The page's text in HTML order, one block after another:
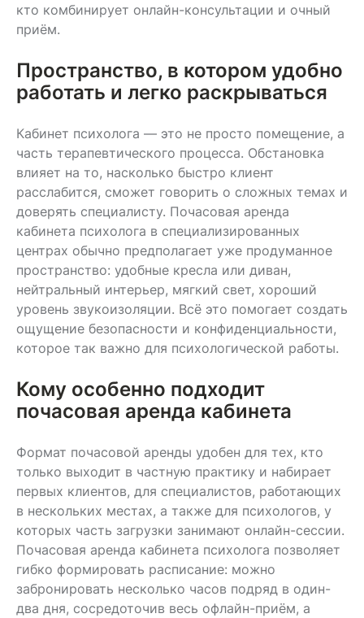
кто комбинирует онлайн-консультации и очный
приём.
Пространство, в котором удобно
работать и легко раскрываться
Кабинет психолога — это не просто помещение, а
часть терапевтического процесса. Обстановка
влияет на то, насколько быстро клиент
расслабится, сможет говорить о сложных темах и
доверять специалисту. Почасовая аренда
кабинета психолога в специализированных
центрах обычно предполагает уже продуманное
пространство: удобные кресла или диван,
нейтральный интерьер, мягкий свет, хороший
уровень звукоизоляции. Всё это помогает создать
ощущение безопасности и конфиденциальности,
которое так важно для психологической работы.
Кому особенно подходит
почасовая аренда кабинета
Формат почасовой аренды удобен для тех, кто
только выходит в частную практику и набирает
первых клиентов, для специалистов, работающих
в нескольких местах, а также для психологов, у
которых часть загрузки занимают онлайн-сессии.
Почасовая аренда кабинета психолога позволяет
гибко формировать расписание: можно
забронировать несколько часов подряд в один-
два дня, сосредоточив весь офлайн-приём, а